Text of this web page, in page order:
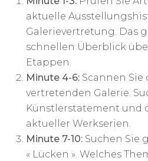
aktuelle
Galerievertretung. Das
schnellen Überblick
Etappen.
Minute 4-6: Scannen Sie
vertretenden Galerie.
Künstlerstatement und
aktueller Werkserien.
Minute 7-10: Suchen Sie
« Lücken ». Welches